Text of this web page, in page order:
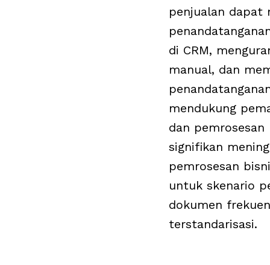
penjualan dapat
di CRM,
manual, dan
mendukung
dan
signifikan
pemrosesan
untuk skenario
dokumen
terstandarisasi.